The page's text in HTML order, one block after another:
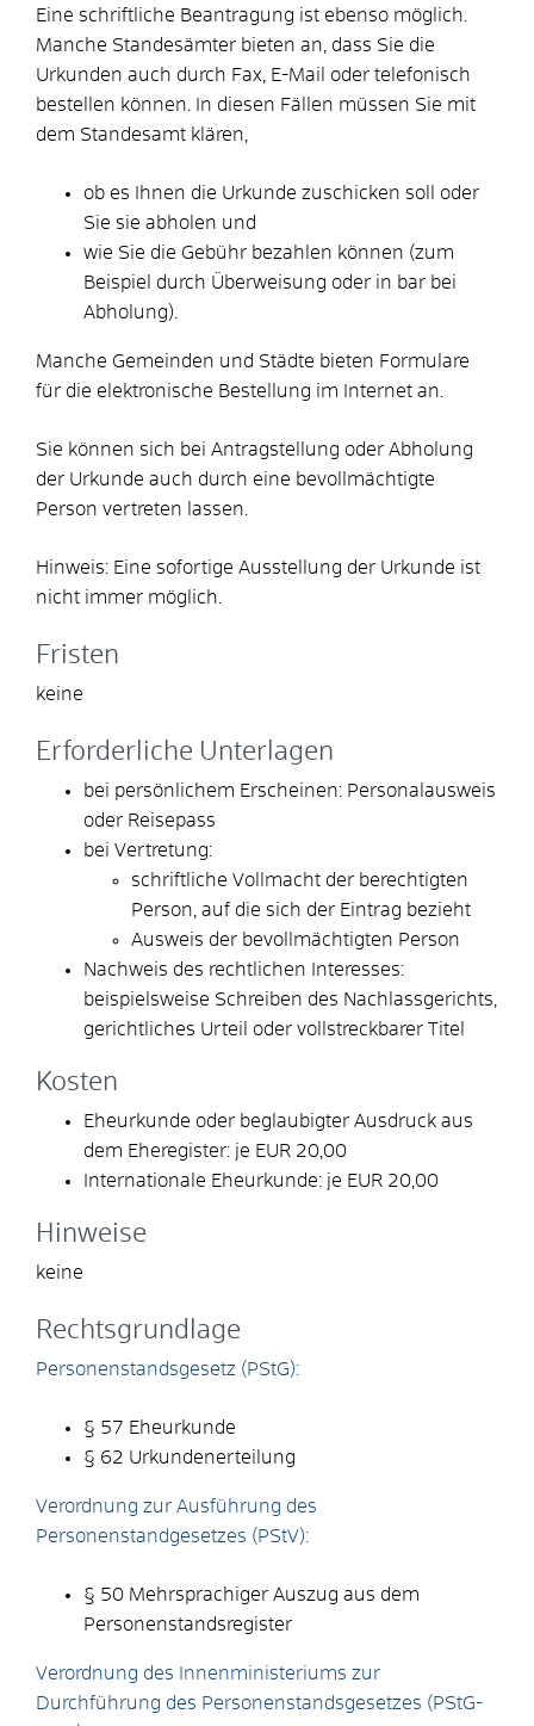
Eine schriftliche Beantragung ist ebenso möglich.
Manche Standesämter bieten an, dass Sie die
Urkunden auch durch Fax, E-Mail oder telefonisch
bestellen können. In diesen Fällen müssen Sie mit
dem Standesamt klären,
ob es Ihnen die Urkunde zuschicken soll oder
Sie sie abholen und
wie Sie die Gebühr bezahlen können (zum
Beispiel durch Überweisung oder in bar bei
Abholung)
Manche Gemeinden und Städte bieten Formulare
für die elektronische Bestellung im Internet an.
Sie können sich bei Antragstellung oder Abholung
der Urkunde auch durch eine bevollmächtigte
Person vertreten lassen.
Hinweis: Eine sofortige Ausstellung der Urkunde ist
nicht immer möglich.
Fristen
keine
Erforderliche Unterlagen
bei persönlichem Erscheinen: Personalausweis
oder Reisepass
bei Vertretung:
schriftliche Vollmacht der berechtigten
Person, auf die sich der Eintrag bezieht
Ausweis der bevollmächtigten Person
Nachweis des rechtlichen Interesses:
beispielsweise Schreiben des Nachlassgerichts,
gerichtliches Urteil oder vollstreckbarer Titel
Kosten
Eheurkunde oder beglaubigter Ausdruck aus
dem Eheregister: je EUR 20,00
Internationale Eheurkunde: je EUR 20,00
Hinweise
keine
Rechtsgrundlage
Personenstandsgesetz (PStG):
§ 57 Eheurkunde
§ 62 Urkundenerteilung
Verordnung zur Ausführung des
Personenstandgesetzes (PStV):
§ 50 Mehrsprachiger Auszug aus dem
Personenstandsregister
Verordnung des Innenministeriums zur
Durchführung des Personenstandsgesetzes (PStG-